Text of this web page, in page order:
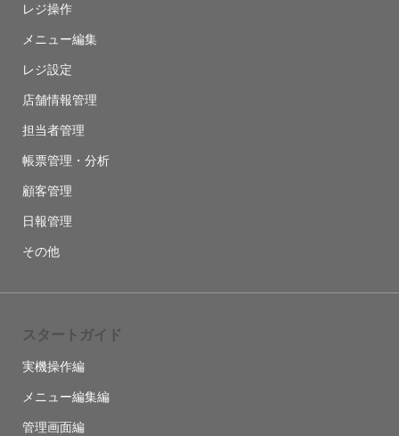
レジ操作
メニュー編集
レジ設定
店舗情報管理
担当者管理
帳票管理・分析
顧客管理
日報管理
その他
スタートガイド
実機操作編
メニュー編集編
管理画面編